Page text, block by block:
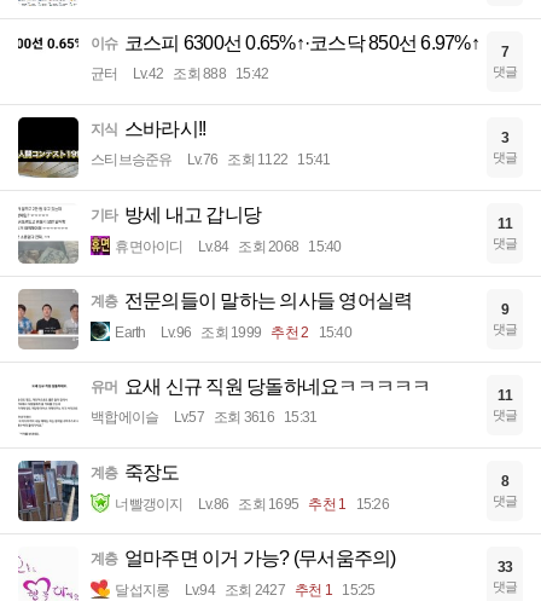
이슈 코스피 6300선 0.65%↑·코스닥 850선 6.97%↑
균터 Lv.42 조회 888 15:42
7
댓글
지식 스바라시!!
스티브승준유 Lv.76 조회 1122 15:41
3
댓글
기타 방세 내고 갑니당
휴면아이디 Lv.84 조회 2068 15:40
11
댓글
계층 전문의들이 말하는 의사들 영어실력
Earth Lv.96 조회 1999 추천 2 15:40
9
댓글
유머 요새 신규 직원 당돌하네요ㅋㅋㅋㅋㅋ
백합에이슬 Lv.57 조회 3616 15:31
11
댓글
계층 죽장도
너빨갱이지 Lv.86 조회 1695 추천 1 15:26
8
댓글
계층 얼마주면 이거 가능? (무서움주의)
달섭지롱 Lv.94 조회 2427 추천 1 15:25
33
댓글